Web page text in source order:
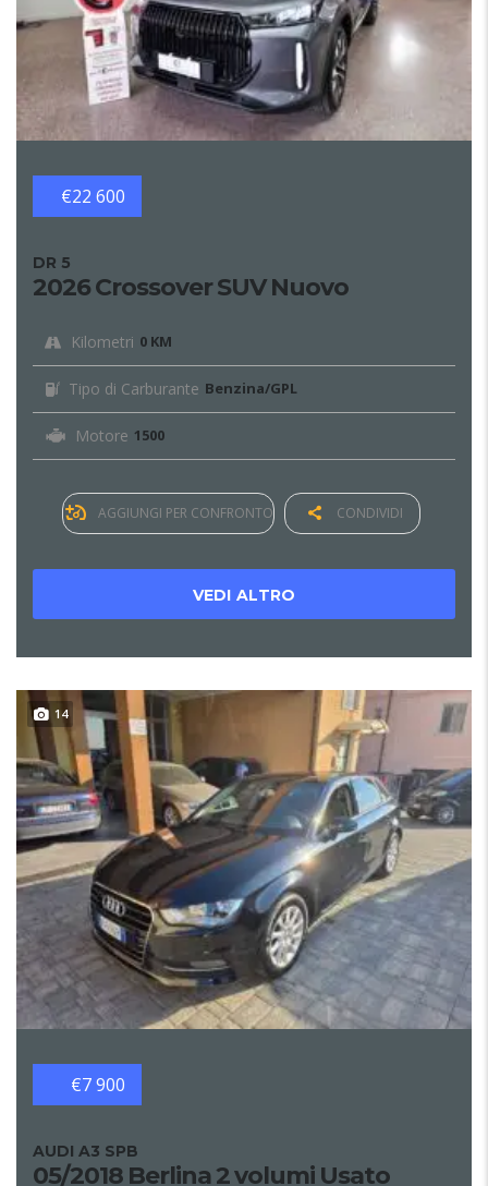
€22 600
DR 5
2026 Crossover SUV Nuovo
Kilometri 0 KM
Tipo di Carburante Benzina/GPL
Motore 1500
AGGIUNGI PER CONFRONTO CONDIVIDI
VEDI ALTRO
14
€7 900
AUDI A3 SPB
05/2018 Berlina 2 volumi Usato